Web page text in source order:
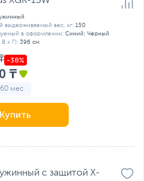
выдерживаемый вес, кг: 150
в оформлении: Синий; Черный
х Г): 396 см
₸
мес
Купить
с защитой X-